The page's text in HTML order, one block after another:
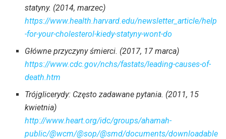
statyny. (2014, marzec)
https://www.health.harvard.edu/newsletter_article/help
-for-your-cholesterol-kiedy-statyny-wont-do
Główne przyczyny śmierci. (2017, 17 marca)
https://www.cdc.gov/nchs/fastats/leading-causes-of-
death.htm
Trójglicerydy: Często zadawane pytania. (2011, 15
kwietnia)
http://www.heart.org/idc/groups/ahamah-
public/@wcm/@sop/@smd/documents/downloadable